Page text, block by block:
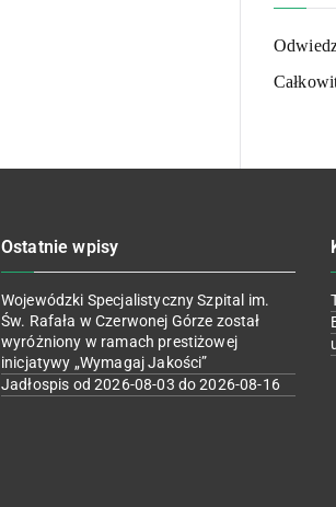
Ostatnie wpisy
Wojewódzki Specjalistyczny Szpital im.
Św. Rafała w Czerwonej Górze został
wyróżniony w ramach prestiżowej
inicjatywy „Wymagaj Jakości”
Jadłospis od 2026-08-03 do 2026-08-16